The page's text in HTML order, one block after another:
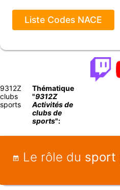
Liste Codes NACE
9312Z
clubs
sports
Thématique
"9312Z
Activités de
clubs de
sports":
Le rôle du sport